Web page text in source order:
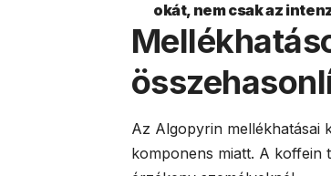
okát, nem csak az
Az Algopyrin mellékhatásai
komponens miatt. A koffein